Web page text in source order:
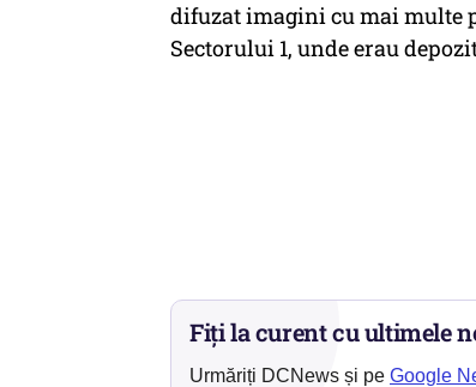
difuzat imagini cu mai multe
Sectorului 1, unde erau
Fiți la curent cu ultimele
Urmăriți DCNews și pe Google